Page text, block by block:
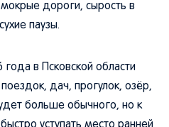
дороги, сырость в
паузы.
года в Псковской области
дач, прогулок, озёр,
больше обычного, но к
уступать место ранней